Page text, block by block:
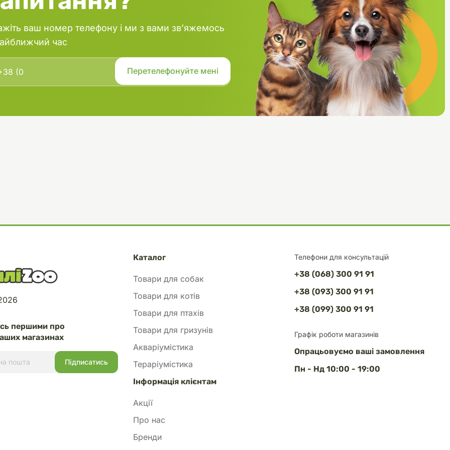
ваш номер телефону і ми з вами зв’яжемось
час
Телефони для консультацій
+38 (068) 300 91 91
+38 (093) 300 91 91
+38 (099) 300 91 91
Графік роботи магазинів
Опрацьовуємо ваші замовлення
Пн - Нд 10:00 - 19:00
першими про
магазинах
Каталог
Товари для собак
Товари для котів
Товари для птахів
Товари для гризунів
Акваріумістика
Тераріумістика
Інформація клієнтам
Акції
Про нас
Бренди